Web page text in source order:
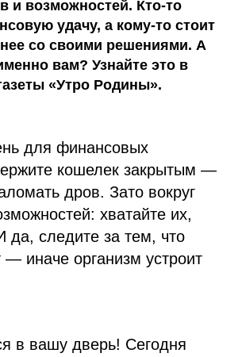
и возможностей. Кто-то
удачу, а кому-то стоит
со своими решениями. А
вам? Узнайте это в
«Утро Родины».
для финансовых
кошелек закрытым —
дров. Зато вокруг
хватайте их,
да, следите за тем, что
— иначе организм устроит
в вашу дверь! Сегодня